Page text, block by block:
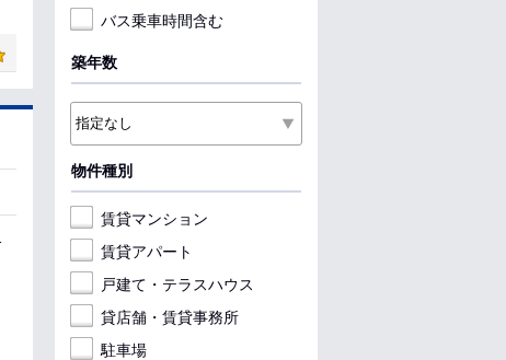
バス乗車時間含む
築年数
物件種別
賃貸マンション
賃貸アパート
戸建て・テラスハウス
貸店舗・賃貸事務所
駐車場